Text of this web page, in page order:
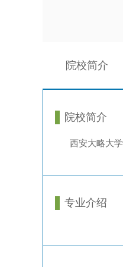
院校简介
院校简介
西安大略大学
专业介绍